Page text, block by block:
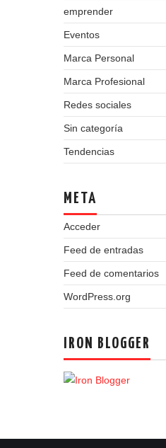
emprender
Eventos
Marca Personal
Marca Profesional
Redes sociales
Sin categoría
Tendencias
META
Acceder
Feed de entradas
Feed de comentarios
WordPress.org
IRON BLOGGER